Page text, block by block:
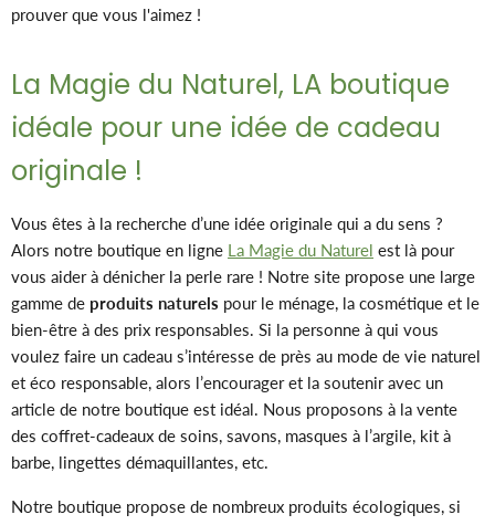
prouver que vous l'aimez !
La Magie du Naturel, LA boutique
idéale pour une idée de cadeau
originale !
Vous êtes à la recherche d’une idée originale qui a du sens ?
Alors notre boutique en ligne La Magie du Naturel est là pour
vous aider à dénicher la perle rare ! Notre site propose une large
gamme de produits naturels pour le ménage, la cosmétique et le
bien-être à des prix responsables. Si la personne à qui vous
voulez faire un cadeau s’intéresse de près au mode de vie naturel
et éco responsable, alors l’encourager et la soutenir avec un
article de notre boutique est idéal. Nous proposons à la vente
des coffret-cadeaux de soins, savons, masques à l’argile, kit à
barbe, lingettes démaquillantes, etc.
Notre boutique propose de nombreux produits écologiques, si